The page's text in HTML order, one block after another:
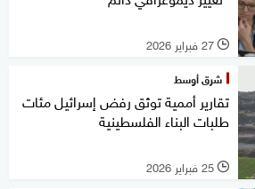
l 27 فبراير 2026
شرق أوسط
تقارير أممية توثق رفض إسرائيل مئات
طلبات البناء الفلسطينية
l 25 فبراير 2026